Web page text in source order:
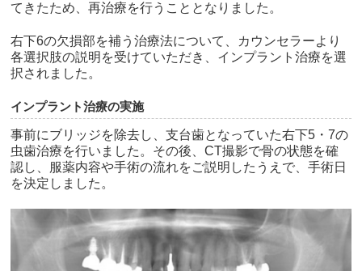
てきたため、再治療を行うこととなりました。
右下6の欠損部を補う治療法について、カウンセラーより
各選択肢の説明を受けていただき、インプラント治療を選
択されました。
インプラント治療の実施
事前にブリッジを除去し、支台歯となっていた右下5・7の
虫歯治療を行いました。その後、CT撮影で骨の状態を確
認し、服薬内容や手術の流れをご説明したうえで、手術日
を決定しました。